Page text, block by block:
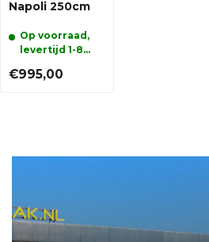
Napoli 250cm
Op voorraad,
levertijd 1-8
€995,00